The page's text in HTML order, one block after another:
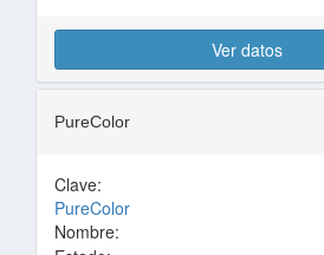
Ver datos
PureColor
Clave:
PureColor
Nombre: